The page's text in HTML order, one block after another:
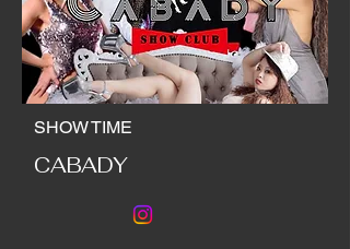
SHOW TIME
CABADY